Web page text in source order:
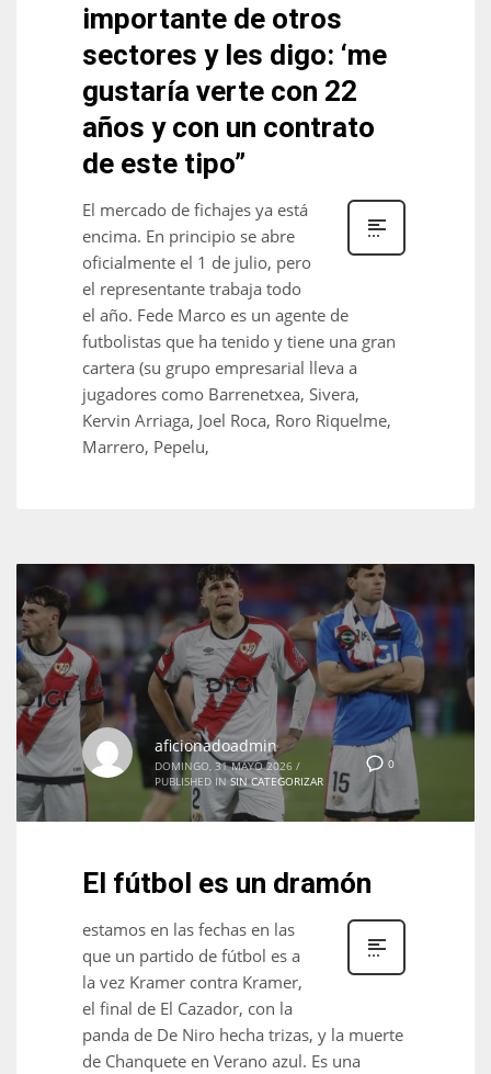
importante de otros
sectores y les digo: ‘me
gustaría verte con 22
años y con un contrato
de este tipo”
El mercado de fichajes ya está
encima. En principio se abre
oficialmente el 1 de julio, pero
el representante trabaja todo
el año. Fede Marco es un agente de
futbolistas que ha tenido y tiene una gran
cartera (su grupo empresarial lleva a
jugadores como Barrenetxea, Sivera,
Kervin Arriaga, Joel Roca, Roro Riquelme,
Marrero, Pepelu,
0
aficionadoadmin
DOMINGO, 31 MAYO 2026 /
PUBLISHED IN SIN CATEGORIZAR
El fútbol es un dramón
estamos en las fechas en las
que un partido de fútbol es a
la vez Kramer contra Kramer,
el final de El Cazador, con la
panda de De Niro hecha trizas, y la muerte
de Chanquete en Verano azul. Es una